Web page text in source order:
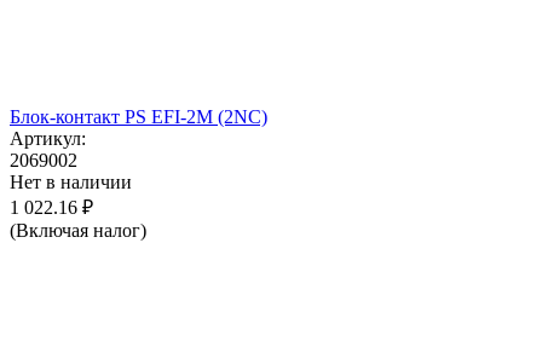
Блок-контакт PS EFI-2M (2NC)
Артикул:
2069002
Нет в наличии
1 022.16 ₽
(Включая налог)